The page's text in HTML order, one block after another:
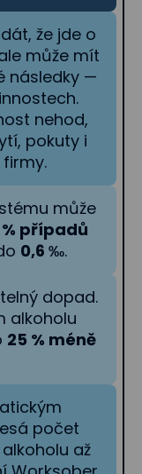
že jde o
může mít
následky —
nehod,
pokuty i
může
případů
0,6 ‰.
dopad.
alkoholu
25 % méně
počet
až